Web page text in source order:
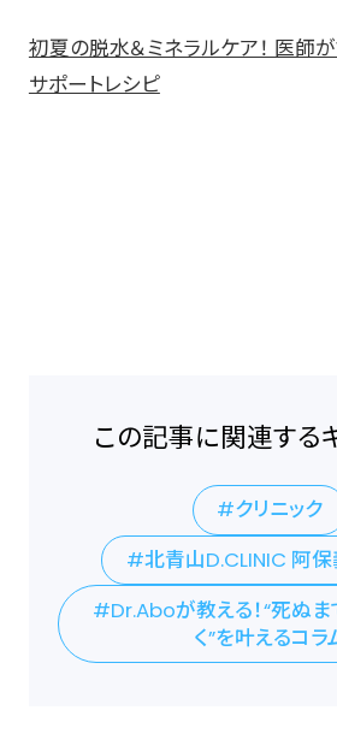
初夏の脱水＆ミネラルケア！ 医師
サポートレシピ
この記事に関連する
クリニック
北青山D.CLINIC 阿
Dr.Aboが教える！“死ぬ
く”を叶えるコラ